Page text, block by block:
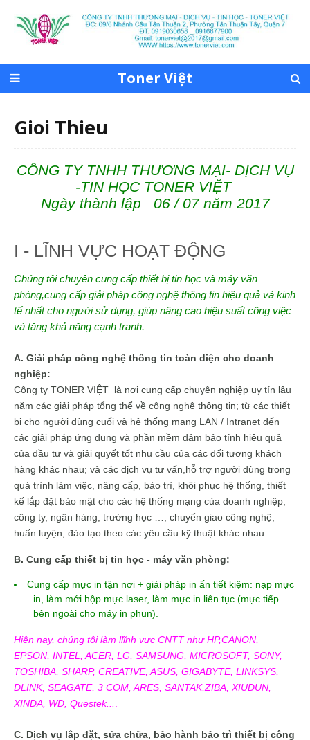
Toner Việt
Gioi Thieu
CÔNG TY TNHH THƯƠNG MẠI- DỊCH VỤ
-TIN HỌC TONER VIỆT
Ngày thành lập 06 / 07 năm 2017
I - LĨNH VỰC HOẠT ĐỘNG
Chúng tôi chuyên cung cấp thiết bị tin học và máy văn
phòng,cung cấp giải pháp công nghệ thông tin hiệu quả và kinh
tế nhất cho người sử dụng, giúp nâng cao hiệu suất công việc
và tăng khả năng cạnh tranh.
A. Giải pháp công nghệ thông tin toàn diện cho doanh
nghiệp:
Công ty TONER VIỆT là nơi cung cấp chuyên nghiệp uy tín lâu
năm các giải pháp tổng thể về công nghệ thông tin; từ các thiết
bị cho người dùng cuối và hệ thống mạng LAN / Intranet đến
các giải pháp ứng dụng và phần mềm đảm bảo tính hiệu quả
của đầu tư và giải quyết tốt nhu cầu của các đối tượng khách
hàng khác nhau; và các dịch vụ tư vấn,hỗ trợ người dùng trong
quá trình làm việc, nâng cấp, bảo trì, khôi phục hệ thống, thiết
kế lắp đặt bảo mật cho các hệ thống mạng của doanh nghiệp,
công ty, ngân hàng, trường học …, chuyển giao công nghệ,
huấn luyện, đào tạo theo các yêu cầu kỹ thuật khác nhau.
B. Cung cấp thiết bị tin học - máy văn phòng:
Cung cấp mực in tận nơi + giải pháp in ấn tiết kiệm: nạp mực
in, làm mới hộp mực laser, làm mực in liên tục (mực tiếp
bên ngoài cho máy in phun).
Hiện nay, chúng tôi làm llĩnh vực CNTT như HP,CANON,
EPSON, INTEL, ACER, LG, SAMSUNG, MICROSOFT, SONY,
TOSHIBA, SHARP, CREATIVE, ASUS, GIGABYTE, LINKSYS,
DLINK, SEAGATE, 3 COM, ARES, SANTAK,ZIBA, XIUDUN,
XINDA, WD, Questek....
C. Dịch vụ lắp đặt, sửa chữa, bảo hành bảo trì thiết bị công